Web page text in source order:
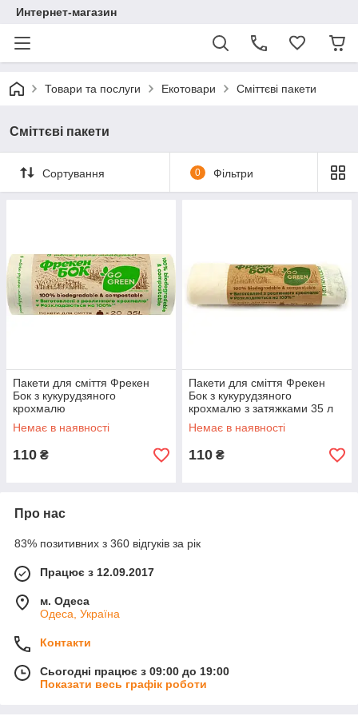
Интернет-магазин
Товари та послуги Екотовари Сміттєві пакети
Сміттєві пакети
Сортування 0 Фільтри
Пакети для сміття Фрекен
Бок з кукурудзяного
крохмалю
Немає в наявності
110 ₴
Пакети для сміття Фрекен
Бок з кукурудзяного
крохмалю з затяжками 35 л
Немає в наявності
110 ₴
Про нас
83% позитивних з 360 відгуків за рік
Працює з 12.09.2017
м. Одеса
Одеса, Україна
Контакти
Сьогодні працює з 09:00 до 19:00
Показати весь графік роботи